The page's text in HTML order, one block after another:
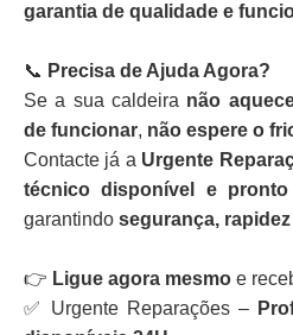
garantia de qualidade e
📞 Precisa de Ajuda Agora?
Se a sua caldeira não
de funcionar, não espere o
Contacte já a Urgente
técnico disponível e
garantindo segurança,
👉 Ligue agora mesmo e
✅ Urgente Reparações –